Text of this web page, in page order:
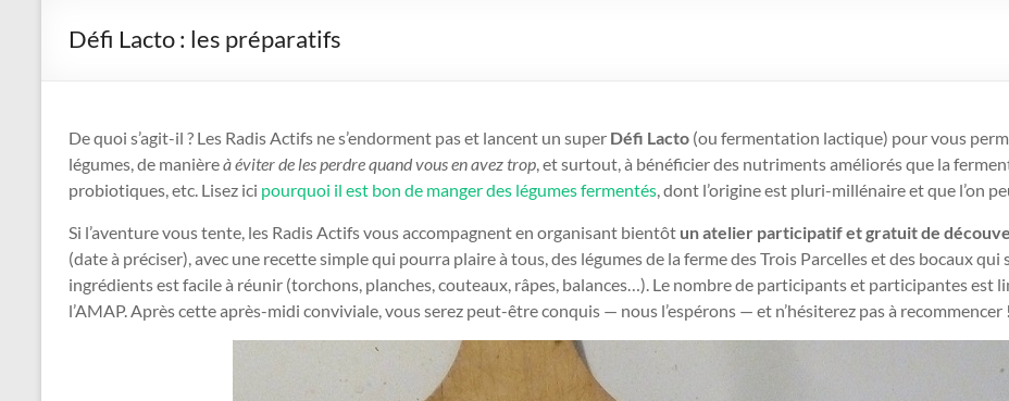
Défi Lacto : les préparatifs
De quoi s’agit-il ? Les Radis Actifs ne s’endorment pas et lancent un super Défi Lacto (ou fermentation lactique) pour vous
légumes, de manièreà éviter de les perdre quand vous en avez trop, et surtout, à bénéficier des nutriments améliorés que la
probiotiques, etc. Lisez ici pourquoi il est bon de manger des légumes fermentés, dont l’origine est pluri-millénaire et que l’on
Si l’aventure vous tente, les Radis Actifs vous accompagnent en organisant bientôt un atelier participatif et gratuit de
(date à préciser), avec une recette simple qui pourra plaire à tous, des légumes de la ferme des Trois Parcelles et des bocaux
ingrédients est facile à réunir (torchons, planches, couteaux, râpes, balances…). Le nombre de participants et participantes est
l’AMAP. Après cette après-midi conviviale, vous serez peut-être conquis — nous l’espérons — et n’hésiterez pas à recommencer !